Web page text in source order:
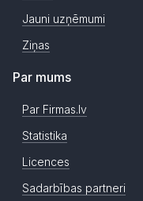
Jauni uzņēmumi
Ziņas
Par mums
Par Firmas.lv
Statistika
Licences
Sadarbības partneri